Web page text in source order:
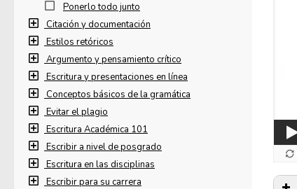
Ponerlo todo junto
Citación y documentación
Estilos retóricos
Argumento y pensamiento crítico
Escritura y presentaciones en línea
Conceptos básicos de la gramática
Evitar el plagio
Escritura Académica 101
Escribir a nivel de posgrado
Escritura en las disciplinas
Escribir para su carrera